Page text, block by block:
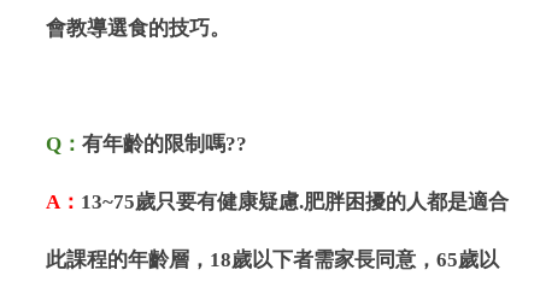
會教導選食的技巧。
Q ：有年齡的限制嗎??
A： 13~75歲只要有健康疑慮.肥胖困擾的人都是適合
此課程的年齡層， 18歲以下者需家長同意，65歲以